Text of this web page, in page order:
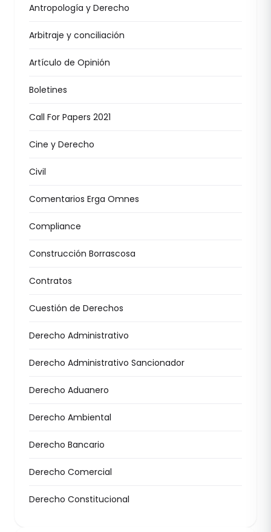
Antropología y Derecho
Arbitraje y conciliación
Artículo de Opinión
Boletines
Call For Papers 2021
Cine y Derecho
Civil
Comentarios Erga Omnes
Compliance
Construcción Borrascosa
Contratos
Cuestión de Derechos
Derecho Administrativo
Derecho Administrativo Sancionador
Derecho Aduanero
Derecho Ambiental
Derecho Bancario
Derecho Comercial
Derecho Constitucional